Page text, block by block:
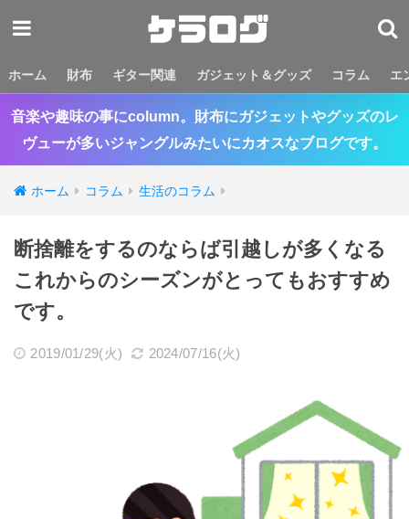
ホーム 財布 ギター関連 ガジェット＆グッズ コラム エ
音楽や趣味の事にcolumn。財布にガジェットやグッズのレ
ヴューが多いジャングルみたいにカオスなブログです。
ホーム コラム 生活のコラム
断捨離をするのならば引越しが多くなる
これからのシーズンがとってもおすすめ
です。
2019/01/29(火) 2024/07/16(火)